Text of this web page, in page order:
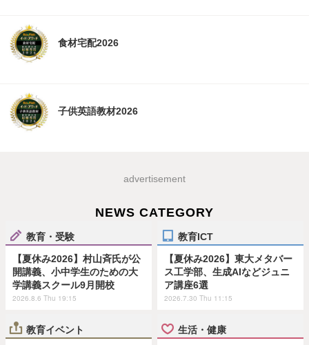
食材宅配2026
子供英語教材2026
advertisement
NEWS CATEGORY
教育・受験
【夏休み2026】村山斉氏が公
開講義、小中学生のための大
学講義スクール9月開校
2026.8.6 Thu 19:15
教育ICT
【夏休み2026】東大メタバー
ス工学部、生成AIなどジュニ
ア講座6選
2026.7.30 Thu 11:15
教育イベント 生活・健康